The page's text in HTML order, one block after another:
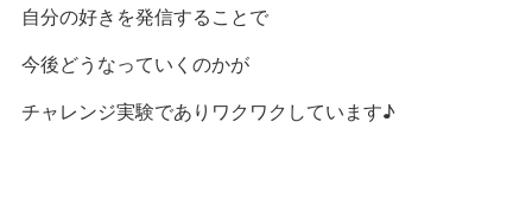
自分の好きを発信することで
今後どうなっていくのかが
チャレンジ実験でありワクワクしています♪